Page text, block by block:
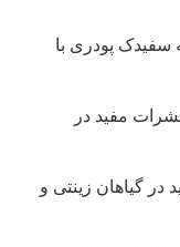
سفیدک پودری با
مفید در
گیاهان زینتی و